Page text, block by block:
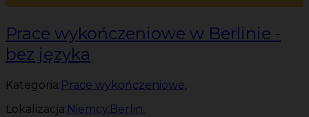
Prace wykończeniowe w Berlinie -
bez języka
Kategoria: Prace wykończeniowe,
Lokalizacja: Niemcy,Berlin,